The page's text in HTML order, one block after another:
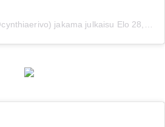
jakama julkaisu Elo 28, 2019 kello 5.16 PDT